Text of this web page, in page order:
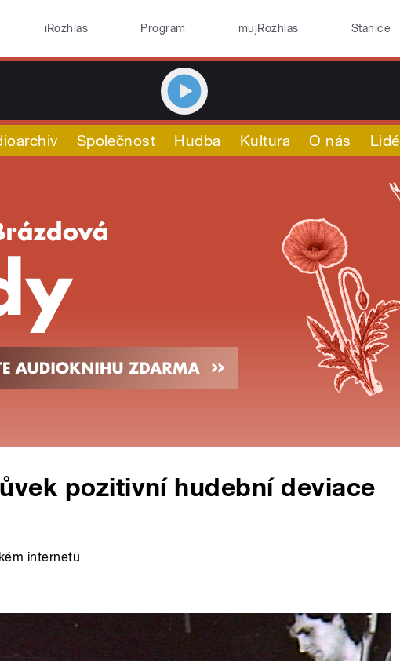
iRozhlas Program mujRozhlas Stanice
Společnost Hudba Kultura O nás Lidé
pozitivní hudební deviace
internetu